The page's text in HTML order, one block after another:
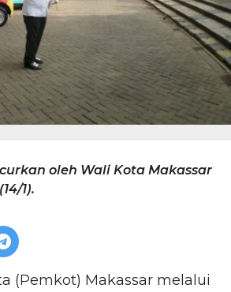
oleh Wali Kota Makassar
1).
(Pemkot) Makassar melalui